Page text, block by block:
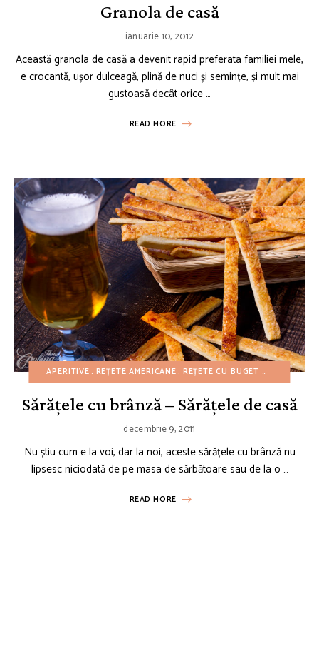
Granola de casă
ianuarie 10, 2012
Această granola de casă a devenit rapid preferata familiei mele,
e crocantă, ușor dulceagă, plină de nuci și semințe, și mult mai
gustoasă decât orice …
READ MORE
APERITIVE REȚETE AMERICANE REȚETE CU BUGET REDUS
Sărățele cu brânză – Sărățele de casă
decembrie 9, 2011
Nu știu cum e la voi, dar la noi, aceste sărățele cu brânză nu
lipsesc niciodată de pe masa de sărbătoare sau de la o …
READ MORE